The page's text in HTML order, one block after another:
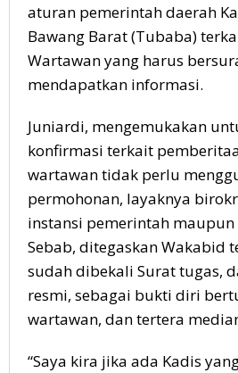
aturan pemerintah daerah
Bawang Barat (Tubaba)
Wartawan yang harus
mendapatkan informasi.
Juniardi, mengemukakan
konfirmasi terkait
wartawan tidak perlu
permohonan, layaknya
instansi pemerintah
Sebab, ditegaskan Wakabid
sudah dibekali Surat tugas,
resmi, sebagai bukti diri
wartawan, dan tertera
“Saya kira jika ada Kadis